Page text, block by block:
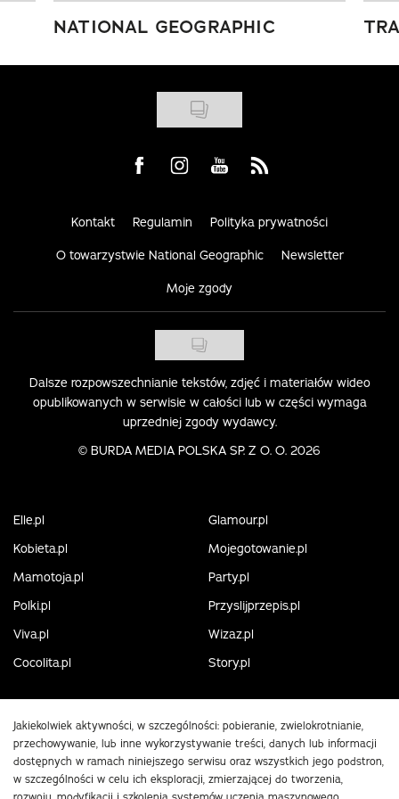
NATIONAL GEOGRAPHIC
Visit us on Facebook
Visit us on Instagram
Visit us on Youtube
Visit us on Rss
Kontakt Regulamin Polityka prywatności
O towarzystwie National Geographic Newsletter
Moje zgody
Dalsze rozpowszechnianie tekstów, zdjęć i materiałów wideo
opublikowanych w serwisie w całości lub w części wymaga
uprzedniej zgody wydawcy.
© BURDA MEDIA POLSKA SP. Z O. O. 2026
Elle.pl
Glamour.pl
Kobieta.pl
Mojegotowanie.pl
Mamotoja.pl
Party.pl
Polki.pl
Przyslijprzepis.pl
Viva.pl
Wizaz.pl
Cocolita.pl
Story.pl
Jakiekolwiek aktywności, w szczególności: pobieranie, zwielokrotnianie,
przechowywanie, lub inne wykorzystywanie treści, danych lub informacji
dostępnych w ramach niniejszego serwisu oraz wszystkich jego podstron,
w szczególności w celu ich eksploracji, zmierzającej do tworzenia,